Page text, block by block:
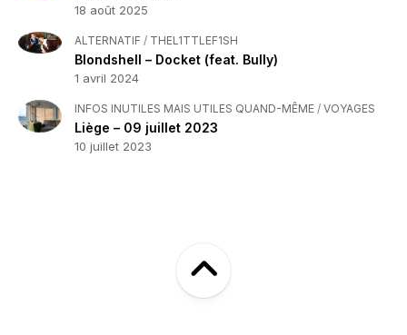
18 août 2025
ALTERNATIF / THEL1TTLEF1SH
Blondshell – Docket (feat. Bully)
1 avril 2024
INFOS INUTILES MAIS UTILES QUAND-MÊME / VOYAGES
Liège – 09 juillet 2023
10 juillet 2023